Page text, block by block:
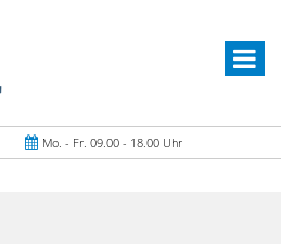
Mo. - Fr. 09.00 - 18.00 Uhr